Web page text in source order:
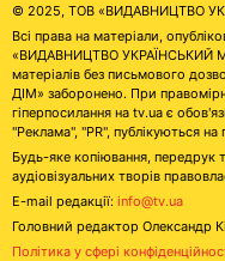
© 2025, ТОВ «ВИДАВНИЦТВО
Всі права на матеріали,
«ВИДАВНИЦТВО УКРАЇНСЬКИЙ
матеріалів без письмового
ДІМ» заборонено. При
гіперпосилання на tv.ua є
"Реклама", "PR", публікуються
Будь-яке копіювання, передрук
аудіовізуальних творів
E-mail редакції: info@tv.ua
Головний редактор Олександр
Політика у сфері